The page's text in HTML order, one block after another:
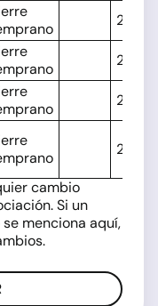
20:15
20:15
20:15
20:30
cambio
Si un
menciona aquí,